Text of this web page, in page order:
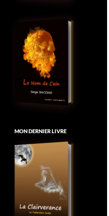
MON DERNIER LIVRE